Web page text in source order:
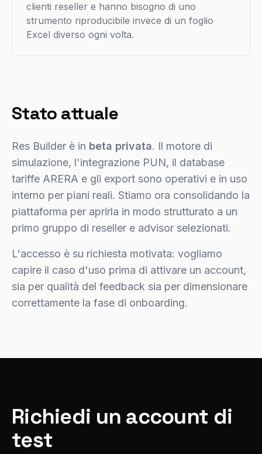
clienti reseller e hanno bisogno di uno
strumento riproducibile invece di un foglio
Excel diverso ogni volta.
Stato attuale
Res Builder è in beta privata. Il motore di
simulazione, l'integrazione PUN, il database
tariffe ARERA e gli export sono operativi e in uso
interno per piani reali. Stiamo ora consolidando la
piattaforma per aprirla in modo strutturato a un
primo gruppo di reseller e advisor selezionati.
L'accesso è su richiesta motivata: vogliamo
capire il caso d'uso prima di attivare un account,
sia per qualità del feedback sia per dimensionare
correttamente la fase di onboarding.
Richiedi un account di
test